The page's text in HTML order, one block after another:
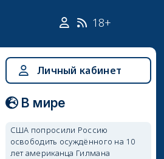
18+
Личный кабинет
В мире
США попросили Россию
освободить осуждённого на 10
лет американца Гилмана